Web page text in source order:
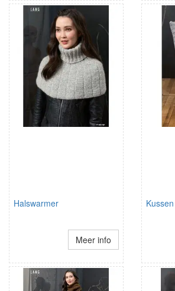
Halswarmer
Meer info
Kussen